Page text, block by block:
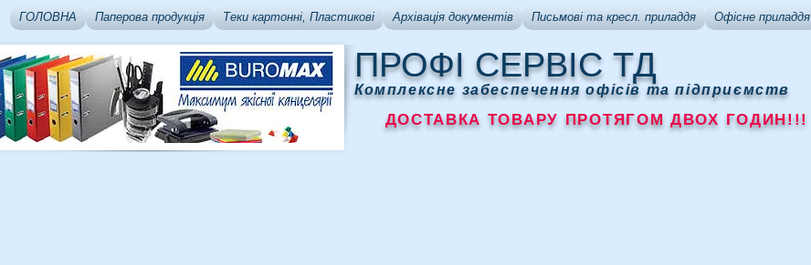
ГОЛОВНА Паперова продукція Теки картонні, Пластикові Архівація документів Письмові та кресл. приладдя Офісне приладдя
ПРОФІ СЕРВІС ТД
Комплексне забеспечення офісів та підприємств
ДОСТАВКА ТОВАРУ ПРОТЯГОМ ДВОХ ГОДИН!!!